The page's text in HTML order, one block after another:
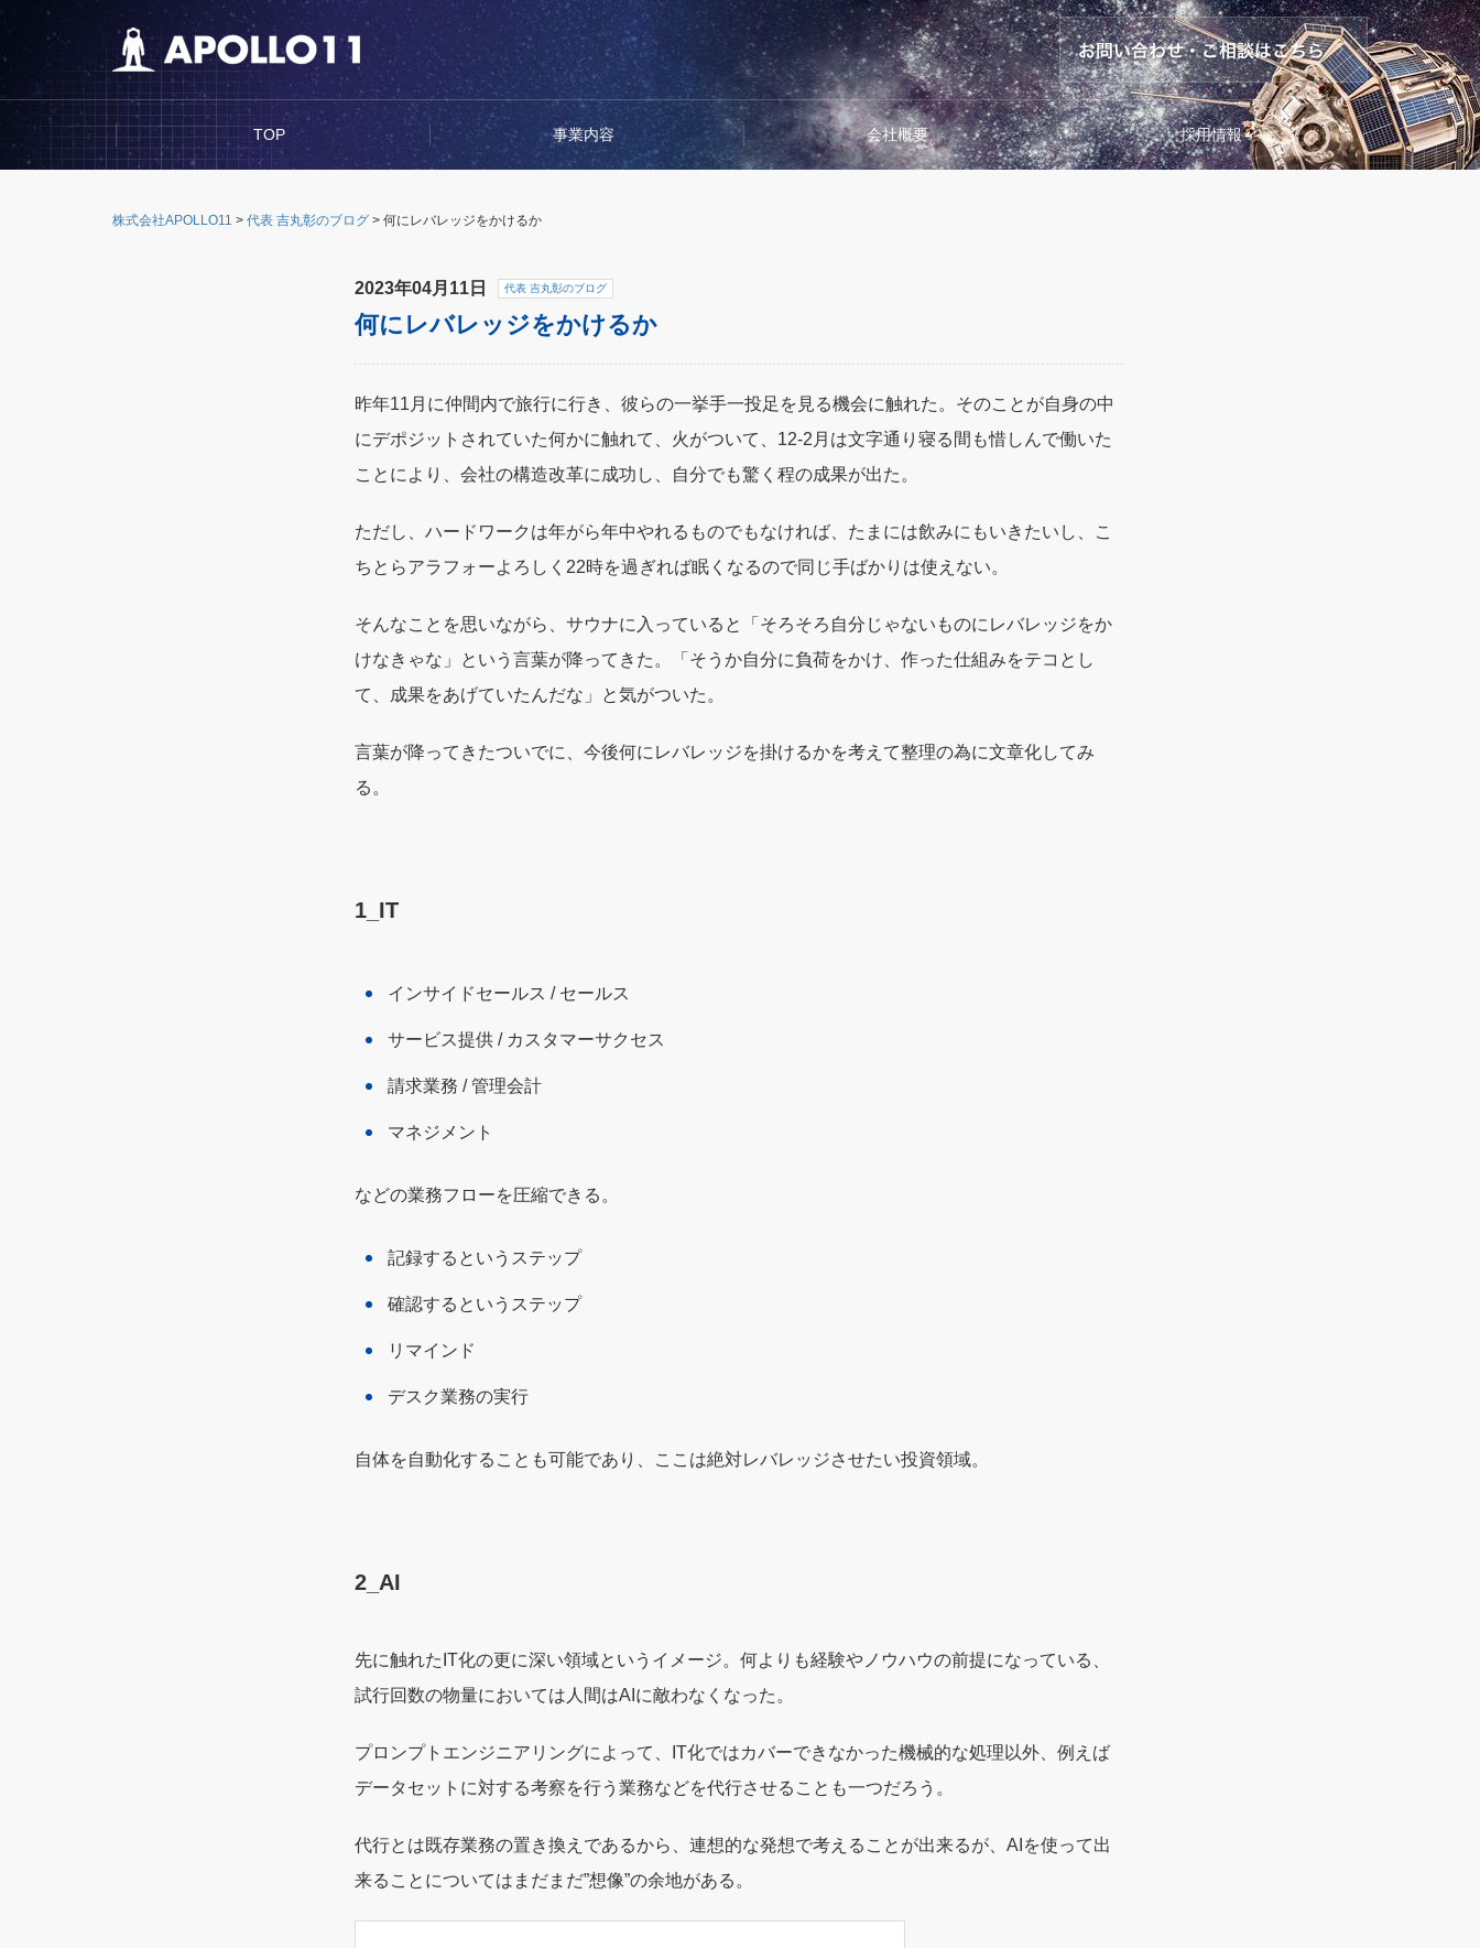
TOP 事業内容 会社概要 採用情報
株式会社APOLLO11 > 代表 吉丸彰のブログ > 何にレバレッジをかけるか
2023年04月11日 代表 吉丸彰のブログ
何にレバレッジをかけるか
昨年11月に仲間内で旅行に行き、彼らの一挙手一投足を見る機会に触れた。そのことが自身の中
にデポジットされていた何かに触れて、火がついて、12-2月は文字通り寝る間も惜しんで働いた
ことにより、会社の構造改革に成功し、自分でも驚く程の成果が出た。
ただし、ハードワークは年がら年中やれるものでもなければ、たまには飲みにもいきたいし、こ
ちとらアラフォーよろしく22時を過ぎれば眠くなるので同じ手ばかりは使えない。
そんなことを思いながら、サウナに入っていると「そろそろ自分じゃないものにレバレッジをか
けなきゃな」という言葉が降ってきた。「そうか自分に負荷をかけ、作った仕組みをテコとし
て、成果をあげていたんだな」と気がついた。
言葉が降ってきたついでに、今後何にレバレッジを掛けるかを考えて整理の為に文章化してみ
る。
1_IT
インサイドセールス / セールス
サービス提供 / カスタマーサクセス
請求業務 / 管理会計
マネジメント
などの業務フローを圧縮できる。
記録するというステップ
確認するというステップ
リマインド
デスク業務の実行
自体を自動化することも可能であり、ここは絶対レバレッジさせたい投資領域。
2_AI
先に触れたIT化の更に深い領域というイメージ。何よりも経験やノウハウの前提になっている、
試行回数の物量においては人間はAIに敵わなくなった。
プロンプトエンジニアリングによって、IT化ではカバーできなかった機械的な処理以外、例えば
データセットに対する考察を行う業務などを代行させることも一つだろう。
代行とは既存業務の置き換えであるから、連想的な発想で考えることが出来るが、AIを使って出
来ることについてはまだまだ”想像”の余地がある。